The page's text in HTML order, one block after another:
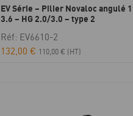
EV Série – Pilier Novaloc angulé
3.6 – HG 2.0/3.0 – type 2
Réf: EV6610-2
132,00 € 110,00 € (HT)